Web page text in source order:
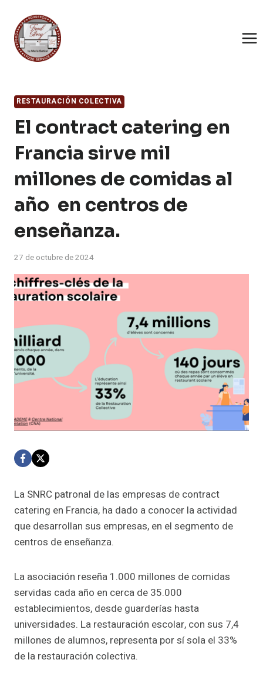
contenido
RESTAURACIÓN COLECTIVA
El contract catering en
Francia sirve mil
millones de comidas al
año en centros de
enseñanza.
27 de octubre de 2024
La SNRC patronal de las empresas de contract
catering en Francia, ha dado a conocer la actividad
que desarrollan sus empresas, en el segmento de
centros de enseñanza.
La asociación reseña 1.000 millones de comidas
servidas cada año en cerca de 35.000
establecimientos, desde guarderías hasta
universidades. La restauración escolar, con sus 7,4
millones de alumnos, representa por sí sola el 33%
de la restauración colectiva.